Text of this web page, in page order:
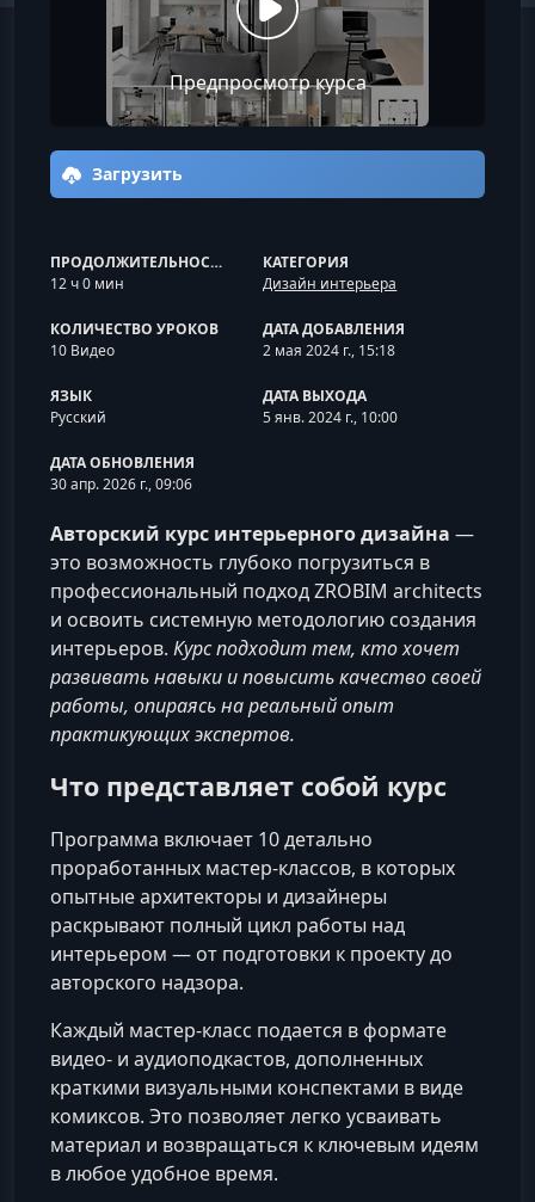
Предпросмотр курса
Загрузить
ПРОДОЛЖИТЕЛЬНОСТЬ
12 ч 0 мин
КАТЕГОРИЯ
Дизайн интерьера
КОЛИЧЕСТВО УРОКОВ
10 Видео
ДАТА ДОБАВЛЕНИЯ
2 мая 2024 г., 15:18
ЯЗЫК
Русский
ДАТА ВЫХОДА
5 янв. 2024 г., 10:00
ДАТА ОБНОВЛЕНИЯ
30 апр. 2026 г., 09:06
Авторский курс интерьерного дизайна —
это возможность глубоко погрузиться в
профессиональный подход ZROBIM architects
и освоить системную методологию создания
интерьеров. Курс подходит тем, кто хочет
развивать навыки и повысить качество своей
работы, опираясь на реальный опыт
практикующих экспертов.
Что представляет собой курс
Программа включает 10 детально
проработанных мастер-классов, в которых
опытные архитекторы и дизайнеры
раскрывают полный цикл работы над
интерьером — от подготовки к проекту до
авторского надзора.
Каждый мастер-класс подается в формате
видео- и аудиоподкастов, дополненных
краткими визуальными конспектами в виде
комиксов. Это позволяет легко усваивать
материал и возвращаться к ключевым идеям
в любое удобное время.